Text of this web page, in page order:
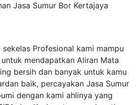
Jasa Sumur Bor Kertajaya
Profesional kami mampu
mendapatkan Aliran Mata
bersih dan banyak untuk kamu
baik, percayakan Jasa Sumur
dengan kami ahlinya yang